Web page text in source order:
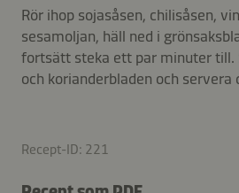
Rör ihop sojasåsen, chilisåsen,
sesamoljan, häll ned i
fortsätt steka ett par minuter till.
och korianderbladen och servera
Recept-ID: 221